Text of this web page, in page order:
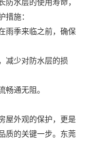
防水层的使用寿命，
措施：
雨季来临之前，确保
减少对防水层的损
畅通无阻。
屋外观的保护，更是
质的关键一步。东莞